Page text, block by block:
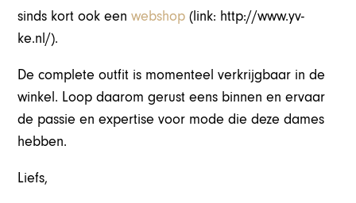
sinds kort ook eenwebshop (link: http://www.yv-
ke.nl/).
De complete outfit is momenteel verkrijgbaar in de
winkel. Loop daarom gerust eens binnen en ervaar
de passie en expertise voor mode die deze dames
hebben.
Liefs,